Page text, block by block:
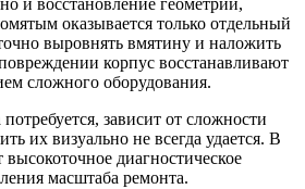
и восстановление геометрии,
оказывается только отдельный
выровнять вмятину и наложить
корпус восстанавливают
сложного оборудования.
зависит от сложности
их визуально не всегда удается. В
высокоточное диагностическое
масштаба ремонта.